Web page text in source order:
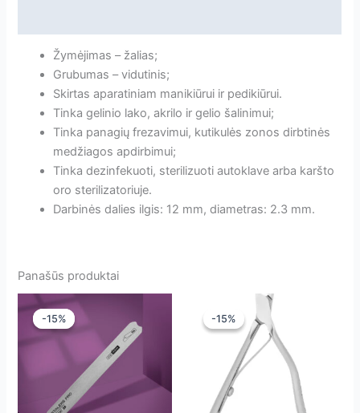
Žymėjimas – žalias;
Grubumas – vidutinis;
Skirtas aparatiniam manikiūrui ir pedikiūrui.
Tinka gelinio lako, akrilo ir gelio šalinimui;
Tinka panagių frezavimui, kutikulės zonos dirbtinės
medžiagos apdirbimui;
Tinka dezinfekuoti, sterilizuoti autoklave arba karšto
oro sterilizatoriuje.
Darbinės dalies ilgis: 12 mm, diametras: 2.3 mm.
Panašūs produktai
-15%
-15% -15%
-15%